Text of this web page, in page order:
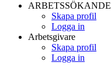
ARBETSSÖKANDE
Skapa profil
Logga in
Arbetsgivare
Skapa profil
Logga in